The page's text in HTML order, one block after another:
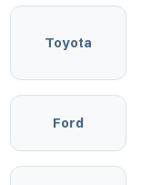
Toyota
Ford